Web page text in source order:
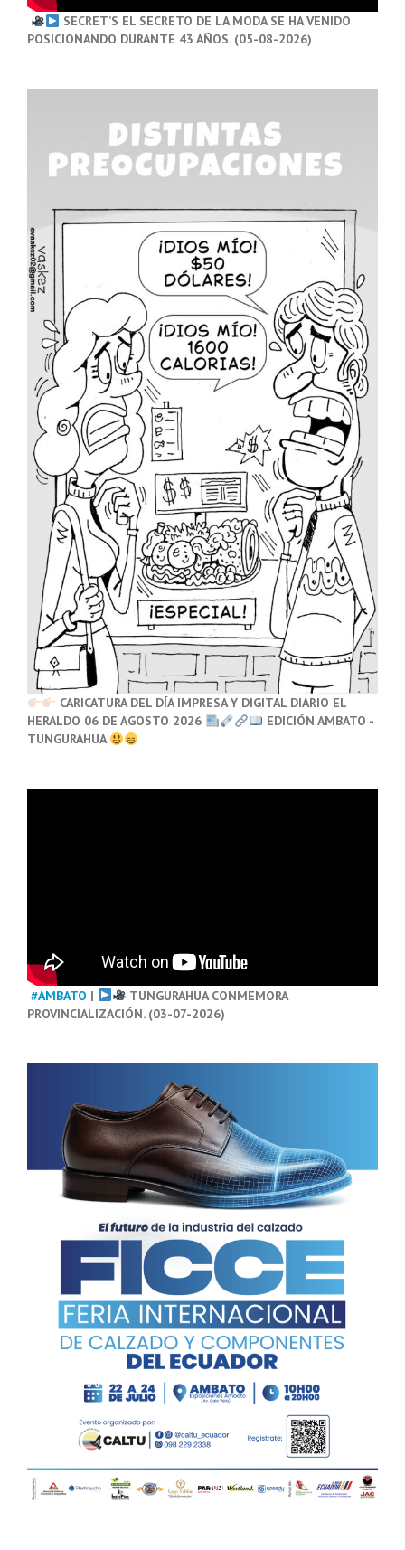
SECRET’S EL SECRETO DE LA MODA SE HA VENIDO
POSICIONANDO DURANTE 43 AÑOS. (05-08-2026)
CARICATURA DEL DÍA IMPRESA Y DIGITAL DIARIO EL
HERALDO 06 DE AGOSTO 2026
EDICIÓN AMBATO -
TUNGURAHUA
#AMBATO |
TUNGURAHUA CONMEMORA
PROVINCIALIZACIÓN. (03-07-2026)